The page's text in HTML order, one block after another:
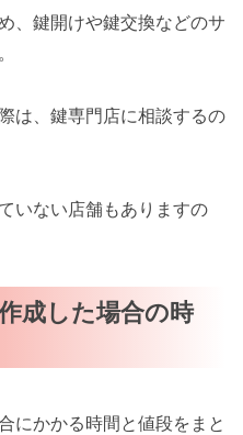
、鍵開けや鍵交換などのサ
は、鍵専門店に相談するの
いない店舗もありますの
成した場合の時
にかかる時間と値段をまと